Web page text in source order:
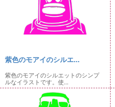
紫色のモアイのシルエ...
紫色のモアイのシルエットのシンプ
ルなイラストです。使...